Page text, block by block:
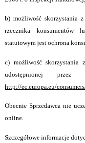
b) możliwość skorzystania
rzecznika konsumentów
statutowym jest ochrona
c) możliwość skorzystania
udostępnionej przez
http://ec.europa.eu/
Obecnie Sprzedawca nie
online.
Szczegółowe informacje